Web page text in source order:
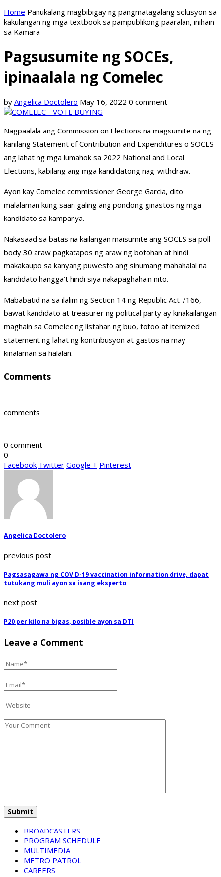
Home Panukalang magbibigay ng pangmatagalang solusyon sa
kakulangan ng mga textbook sa pampublikong paaralan, inihain
sa Kamara
Pagsusumite ng SOCEs,
ipinaalala ng Comelec
by Angelica Doctolero May 16, 2022 0 comment
Nagpaalala ang Commission on Elections na magsumite na ng
kanilang Statement of Contribution and Expenditures o SOCES
ang lahat ng mga lumahok sa 2022 National and Local
Elections, kabilang ang mga kandidatong nag-withdraw.
Ayon kay Comelec commissioner George Garcia, dito
malalaman kung saan galing ang pondong ginastos ng mga
kandidato sa kampanya.
Nakasaad sa batas na kailangan maisumite ang SOCES sa poll
body 30 araw pagkatapos ng araw ng botohan at hindi
makakaupo sa kanyang puwesto ang sinumang mahahalal na
kandidato hangga’t hindi siya nakapaghahain nito.
Mababatid na sa ilalim ng Section 14 ng Republic Act 7166,
bawat kandidato at treasurer ng political party ay kinakailangan
maghain sa Comelec ng listahan ng buo, totoo at itemized
statement ng lahat ng kontribusyon at gastos na may
kinalaman sa halalan.
Comments
comments
0 comment
0
Facebook Twitter Google + Pinterest
Angelica Doctolero
previous post
Pagsasagawa ng COVID-19 vaccination information drive, dapat
tutukang muli ayon sa isang eksperto
next post
P20 per kilo na bigas, posible ayon sa DTI
Leave a Comment
BROADCASTERS
PROGRAM SCHEDULE
MULTIMEDIA
METRO PATROL
CAREERS